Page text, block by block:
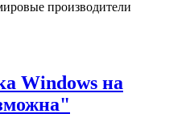
производители
Windows на